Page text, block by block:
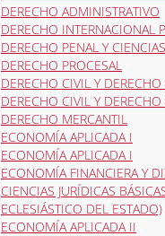
DERECHO ADMINISTRATIVO
DERECHO INTERNACIONAL
DERECHO PENAL Y
DERECHO PROCESAL
DERECHO CIVIL Y
DERECHO CIVIL Y
DERECHO MERCANTIL
ECONOMÍA APLICADA I
ECONOMÍA APLICADA I
ECONOMÍA FINANCIERA Y
CIENCIAS JURÍDICAS
ECLESIÁSTICO DEL ESTADO)
ECONOMÍA APLICADA II